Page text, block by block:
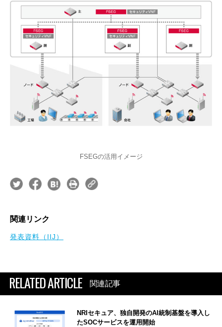
FSEGの活用イメージ
関連リンク
発表資料（IIJ）
RELATED ARTICLE 関連記事
NRIセキュア、独自開発のAI統制基盤を導入し
たSOCサービスを運用開始